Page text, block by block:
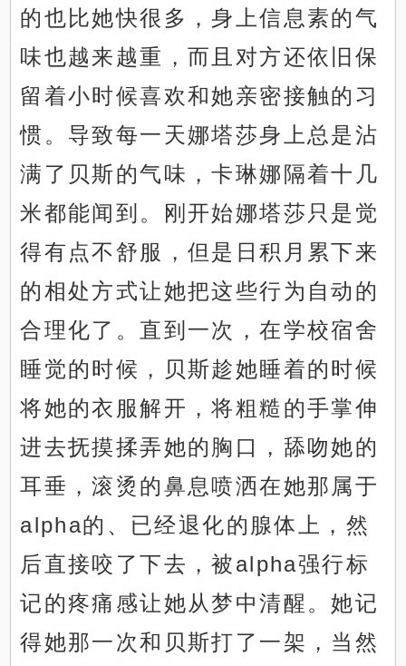
的也比她快很多，身上信息素的气
味也越来越重，而且对方还依旧保
留着小时候喜欢和她亲密接触的习
惯。导致每一天娜塔莎身上总是沾
满了贝斯的气味，卡琳娜隔着十几
米都能闻到。刚开始娜塔莎只是觉
得有点不舒服，但是日积月累下来
的相处方式让她把这些行为自动的
合理化了。直到一次，在学校宿舍
睡觉的时候，贝斯趁她睡着的时候
将她的衣服解开，将粗糙的手掌伸
进去抚摸揉弄她的胸口，舔吻她的
耳垂，滚烫的鼻息喷洒在她那属于
alpha的、已经退化的腺体上，然
后直接咬了下去，被alpha强行标
记的疼痛感让她从梦中清醒。她记
得她那一次和贝斯打了一架，当然